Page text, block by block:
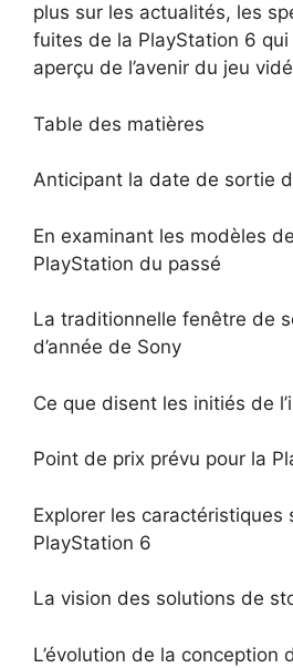
plus sur les actualités, les
fuites de la PlayStation 6
aperçu de l’avenir du jeu
Table des matières
Anticipant la date de sortie
En examinant les modèles
PlayStation du passé
La traditionnelle fenêtre de
d’année de Sony
Ce que disent les initiés de
Point de prix prévu pour la
Explorer les caractéristiques
PlayStation 6
La vision des solutions de
L’évolution de la conception